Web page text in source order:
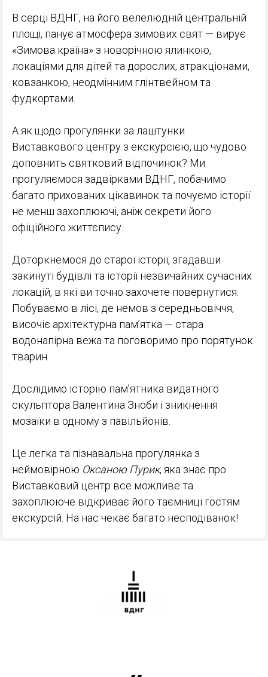
В серці ВДНГ, на його велелюдній центральній
площі, панує атмосфера зимових свят — вирує
«Зимова країна» з новорічною ялинкою,
локаціями для дітей та дорослих, атракціонами,
ковзанкою, неодмінним глінтвейном та
фудкортами.
А як щодо прогулянки за лаштунки
Виставкового центру з екскурсією, що чудово
доповнить святковий відпочинок? Ми
прогуляємося задвірками ВДНГ, побачимо
багато прихованих цікавинок та почуємо історії
не менш захоплюючі, аніж секрети його
офіційного життєпису.
Доторкнемося до старої історії, згадавши
закинуті будівлі та історії незвичайних сучасних
локацій, в які ви точно захочете повернутися.
Побуваємо в лісі, де немов з середньовіччя,
височіє архітектурна пам’ятка — стара
водонапірна вежа та поговоримо про порятунок
тварин.
Дослідимо історію пам’ятника видатного
скульптора Валентина Зноби і зникнення
мозаїки в одному з павільйонів.
Це легка та пізнавальна прогулянка з
неймовірною Оксаною Пурик, яка знає про
Виставковий центр все можливе та
захоплююче відкриває його таємниці гостям
екскурсій. На нас чекає багато несподіванок!